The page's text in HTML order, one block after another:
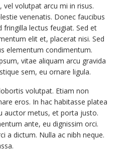
vel volutpat arcu mi in risus.
venenatis. Donec faucibus
fringilla lectus feugiat. Sed et
elit et, placerat nisi. Sed
elementum condimentum.
vitae aliquam arcu gravida
sem, eu ornare ligula.
volutpat. Etiam non
eros. In hac habitasse platea
auctor metus, et porta justo.
ante, eu dignissim orci.
a dictum. Nulla ac nibh neque.